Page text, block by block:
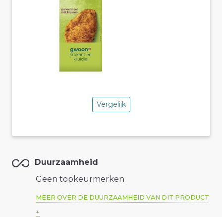
Vergelijk
Duurzaamheid
Geen topkeurmerken
MEER OVER DE DUURZAAMHEID VAN DIT PRODUCT